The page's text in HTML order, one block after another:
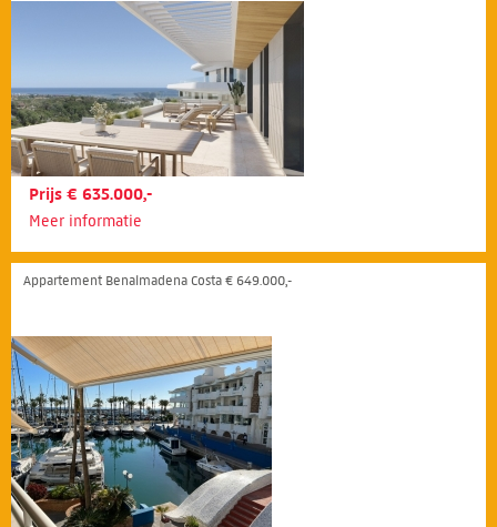
Prijs € 635.000,-
Meer informatie
Appartement Benalmadena Costa € 649.000,-